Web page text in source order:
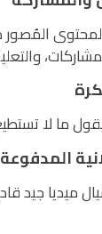
يقول ما لا
ميديا جيد